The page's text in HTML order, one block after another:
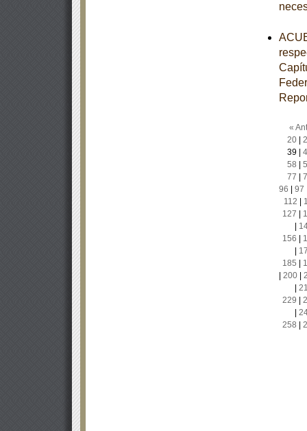
«
20|
39|
58
77
96
97
112
127
156
185
200|
229
258